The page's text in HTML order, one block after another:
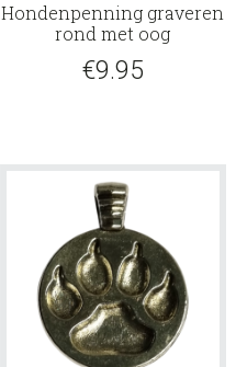
Hondenpenning graveren
rond met oog
€9.95